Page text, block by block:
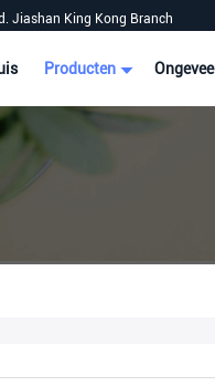
Jiashan King Kong Branch
Producten